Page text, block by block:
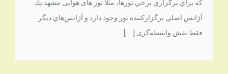
که براي برگزاري برخي تورها، مثلا تور های هوایی مشهد يك
آژانس اصلي برگزار‌كننده تور وجود دارد و آژانس‌هاي ديگر
فقط نقش واسطه‌گری […]